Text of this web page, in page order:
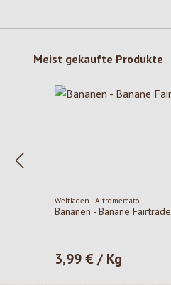
Produktgalerie überspringen
Meist gekaufte Produkte
Weltladen - Altromercato
Bananen - Banane Fairtrade
Regulärer Preis:
3,99 € / Kg